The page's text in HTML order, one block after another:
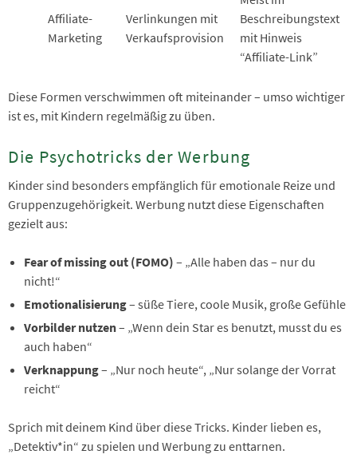
Affiliate-
Marketing
Verlinkungen mit
Verkaufsprovision
Beschreibungstext
mit Hinweis
“Affiliate-Link”
Diese Formen verschwimmen oft miteinander – umso wichtiger
ist es, mit Kindern regelmäßig zu üben.
Die Psychotricks der Werbung
Kinder sind besonders empfänglich für emotionale Reize und
Gruppenzugehörigkeit. Werbung nutzt diese Eigenschaften
gezielt aus:
Fear of missing out (FOMO) – „Alle haben das – nur du
nicht!“
Emotionalisierung– süße Tiere, coole Musik, große Gefühle
Vorbilder nutzen– „Wenn dein Star es benutzt, musst du es
auch haben“
Verknappung– „Nur noch heute“, „Nur solange der Vorrat
reicht“
Sprich mit deinem Kind über diese Tricks. Kinder lieben es,
„Detektiv*in“ zu spielen und Werbung zu enttarnen.